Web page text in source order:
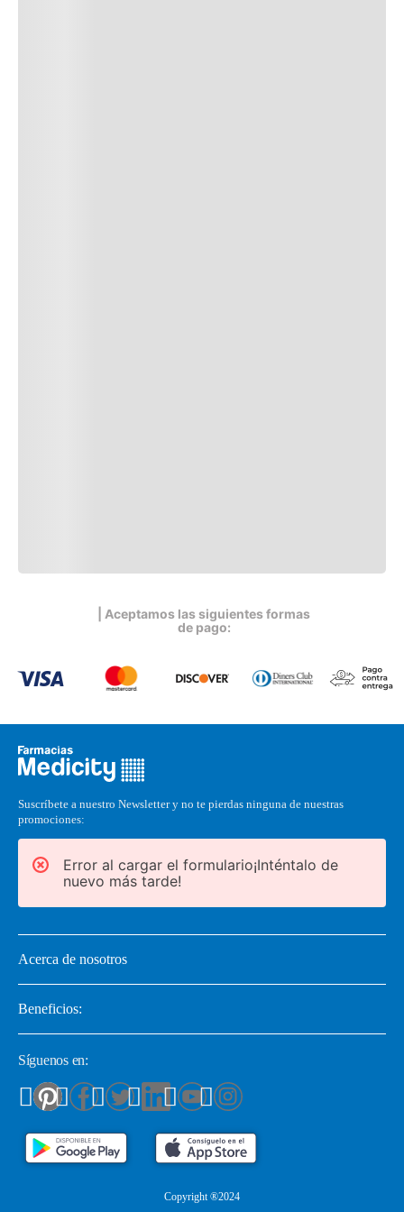
| Aceptamos las siguientes formas
de pago:
Suscríbete a nuestro Newsletter y no te pierdas ninguna de nuestras
promociones:
Error al cargar el formulario¡Inténtalo de
nuevo más tarde!
Acerca de nosotros
Beneficios:
Síguenos en:
Copyright ®2024